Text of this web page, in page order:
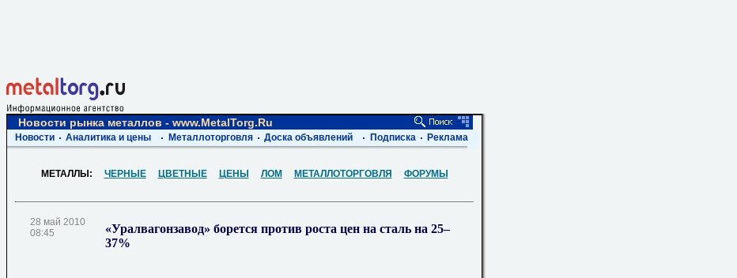
Новости рынка металлов - www.MetalTorg.Ru
Новости Аналитика и цены Металлоторговля Доска объявлений Подписка Реклама
МЕТАЛЛЫ: ЧЕРНЫЕ ЦВЕТНЫЕ ЦЕНЫ ЛОМ МЕТАЛЛОТОРГОВЛЯ ФОРУМЫ
28 май 2010
08:45
«Уралвагонзавод» борется против роста цен на сталь на 25–
37%